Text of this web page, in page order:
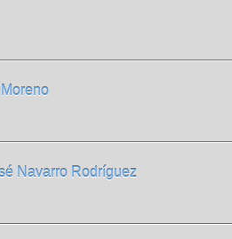
Navarro Rodríguez